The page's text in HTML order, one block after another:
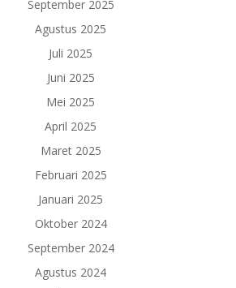
September 2025
Agustus 2025
Juli 2025
Juni 2025
Mei 2025
April 2025
Maret 2025
Februari 2025
Januari 2025
Oktober 2024
September 2024
Agustus 2024